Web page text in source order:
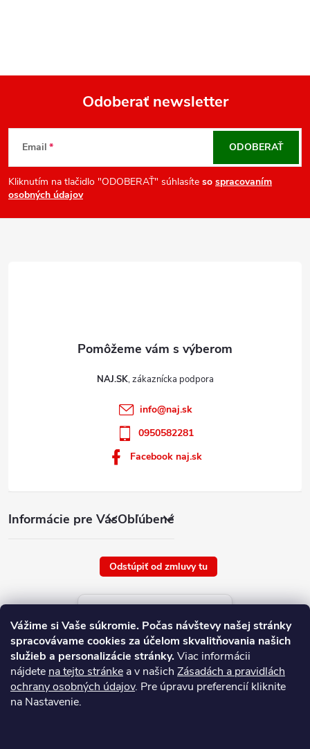
Vážime si Vaše súkromie. Počas návštevy našej stránky
spracovávame cookies za účelom skvalitňovania našich
služieb a personalizácie stránky.Viac informácii
nájdete na tejto stránke a v našich Zásadách a pravidlách
ochrany osobných údajov. Pre úpravu preferencií kliknite
na Nastavenie.
i
Odoberať newsletter
Email
Kliknutím na tlačidlo "ODOBERAŤ" súhlasíte so spracovaním
osobných údajov
ODOBERAŤ
Informácie pre VásObľúbené
NAJ.SK
info@naj.sk
0950582281
Facebook naj.sk
Odstúpiť od zmluvy tu
Aktuálne ceny tovaru
platné od : 8/8/2026